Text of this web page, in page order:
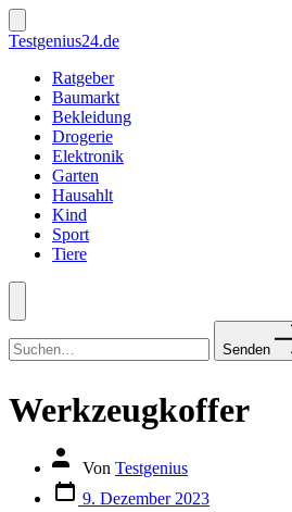
Zum
Inhalt
springen
Suche
ein-/ausblenden
Testgenius24.de
Ratgeber
Baumarkt
Bekleidung
Drogerie
Elektronik
Garten
Hausahlt
Kind
Sport
Tiere
Menü
nach:
Senden
Werkzeugkoffer
Autor
Beitrags
Von Testgenius
Datum
des 9. Dezember 2023